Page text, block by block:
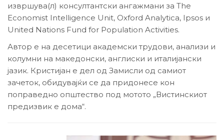
извршува(л) консултантски ангажмани за The
Economist Intelligence Unit, Oxford Analytica, Ipsos и
United Nations Fund for Population Activities.
Автор е на десетици академски трудови, анализи и
колумни на македонски, англиски и италијански
јазик. Кристијан е дел од Замисли од самиот
зачеток, обидувајќи се да придонесе кон
поправедно општество под мотото „Вистинскиот
предизвик е дома“.